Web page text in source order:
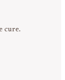
cure.